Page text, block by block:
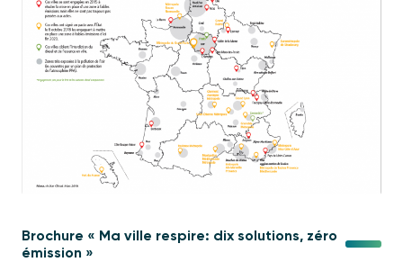
Brochure « Ma ville respire: dix solutions, zéro
émission »